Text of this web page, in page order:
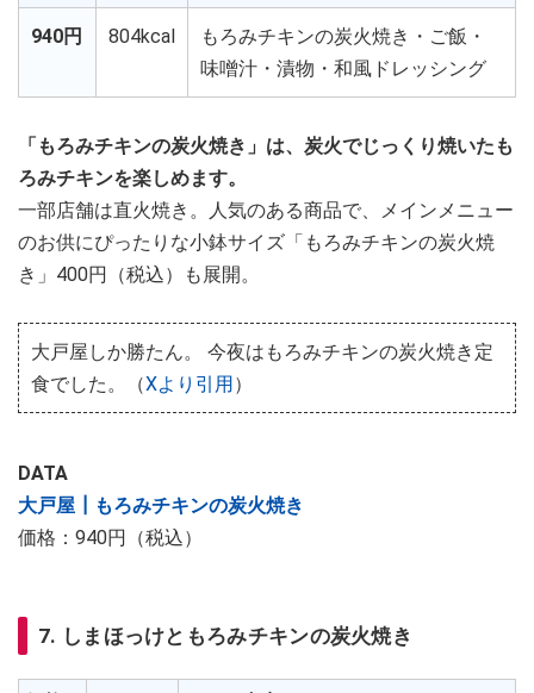
940円 804kcal
もろみチキンの炭火焼き・ご飯・
味噌汁・漬物・和風ドレッシング
「もろみチキンの炭火焼き」は、炭火でじっくり焼いたも
ろみチキンを楽しめます。
一部店舗は直火焼き。人気のある商品で、メインメニュー
のお供にぴったりな小鉢サイズ「もろみチキンの炭火焼
き」400円（税込）も展開。
大戸屋しか勝たん。 今夜はもろみチキンの炭火焼き定
食でした。（Xより引用 ）
DATA
大戸屋┃もろみチキンの炭火焼き
価格：940円（税込）
7. しまほっけともろみチキンの炭火焼き